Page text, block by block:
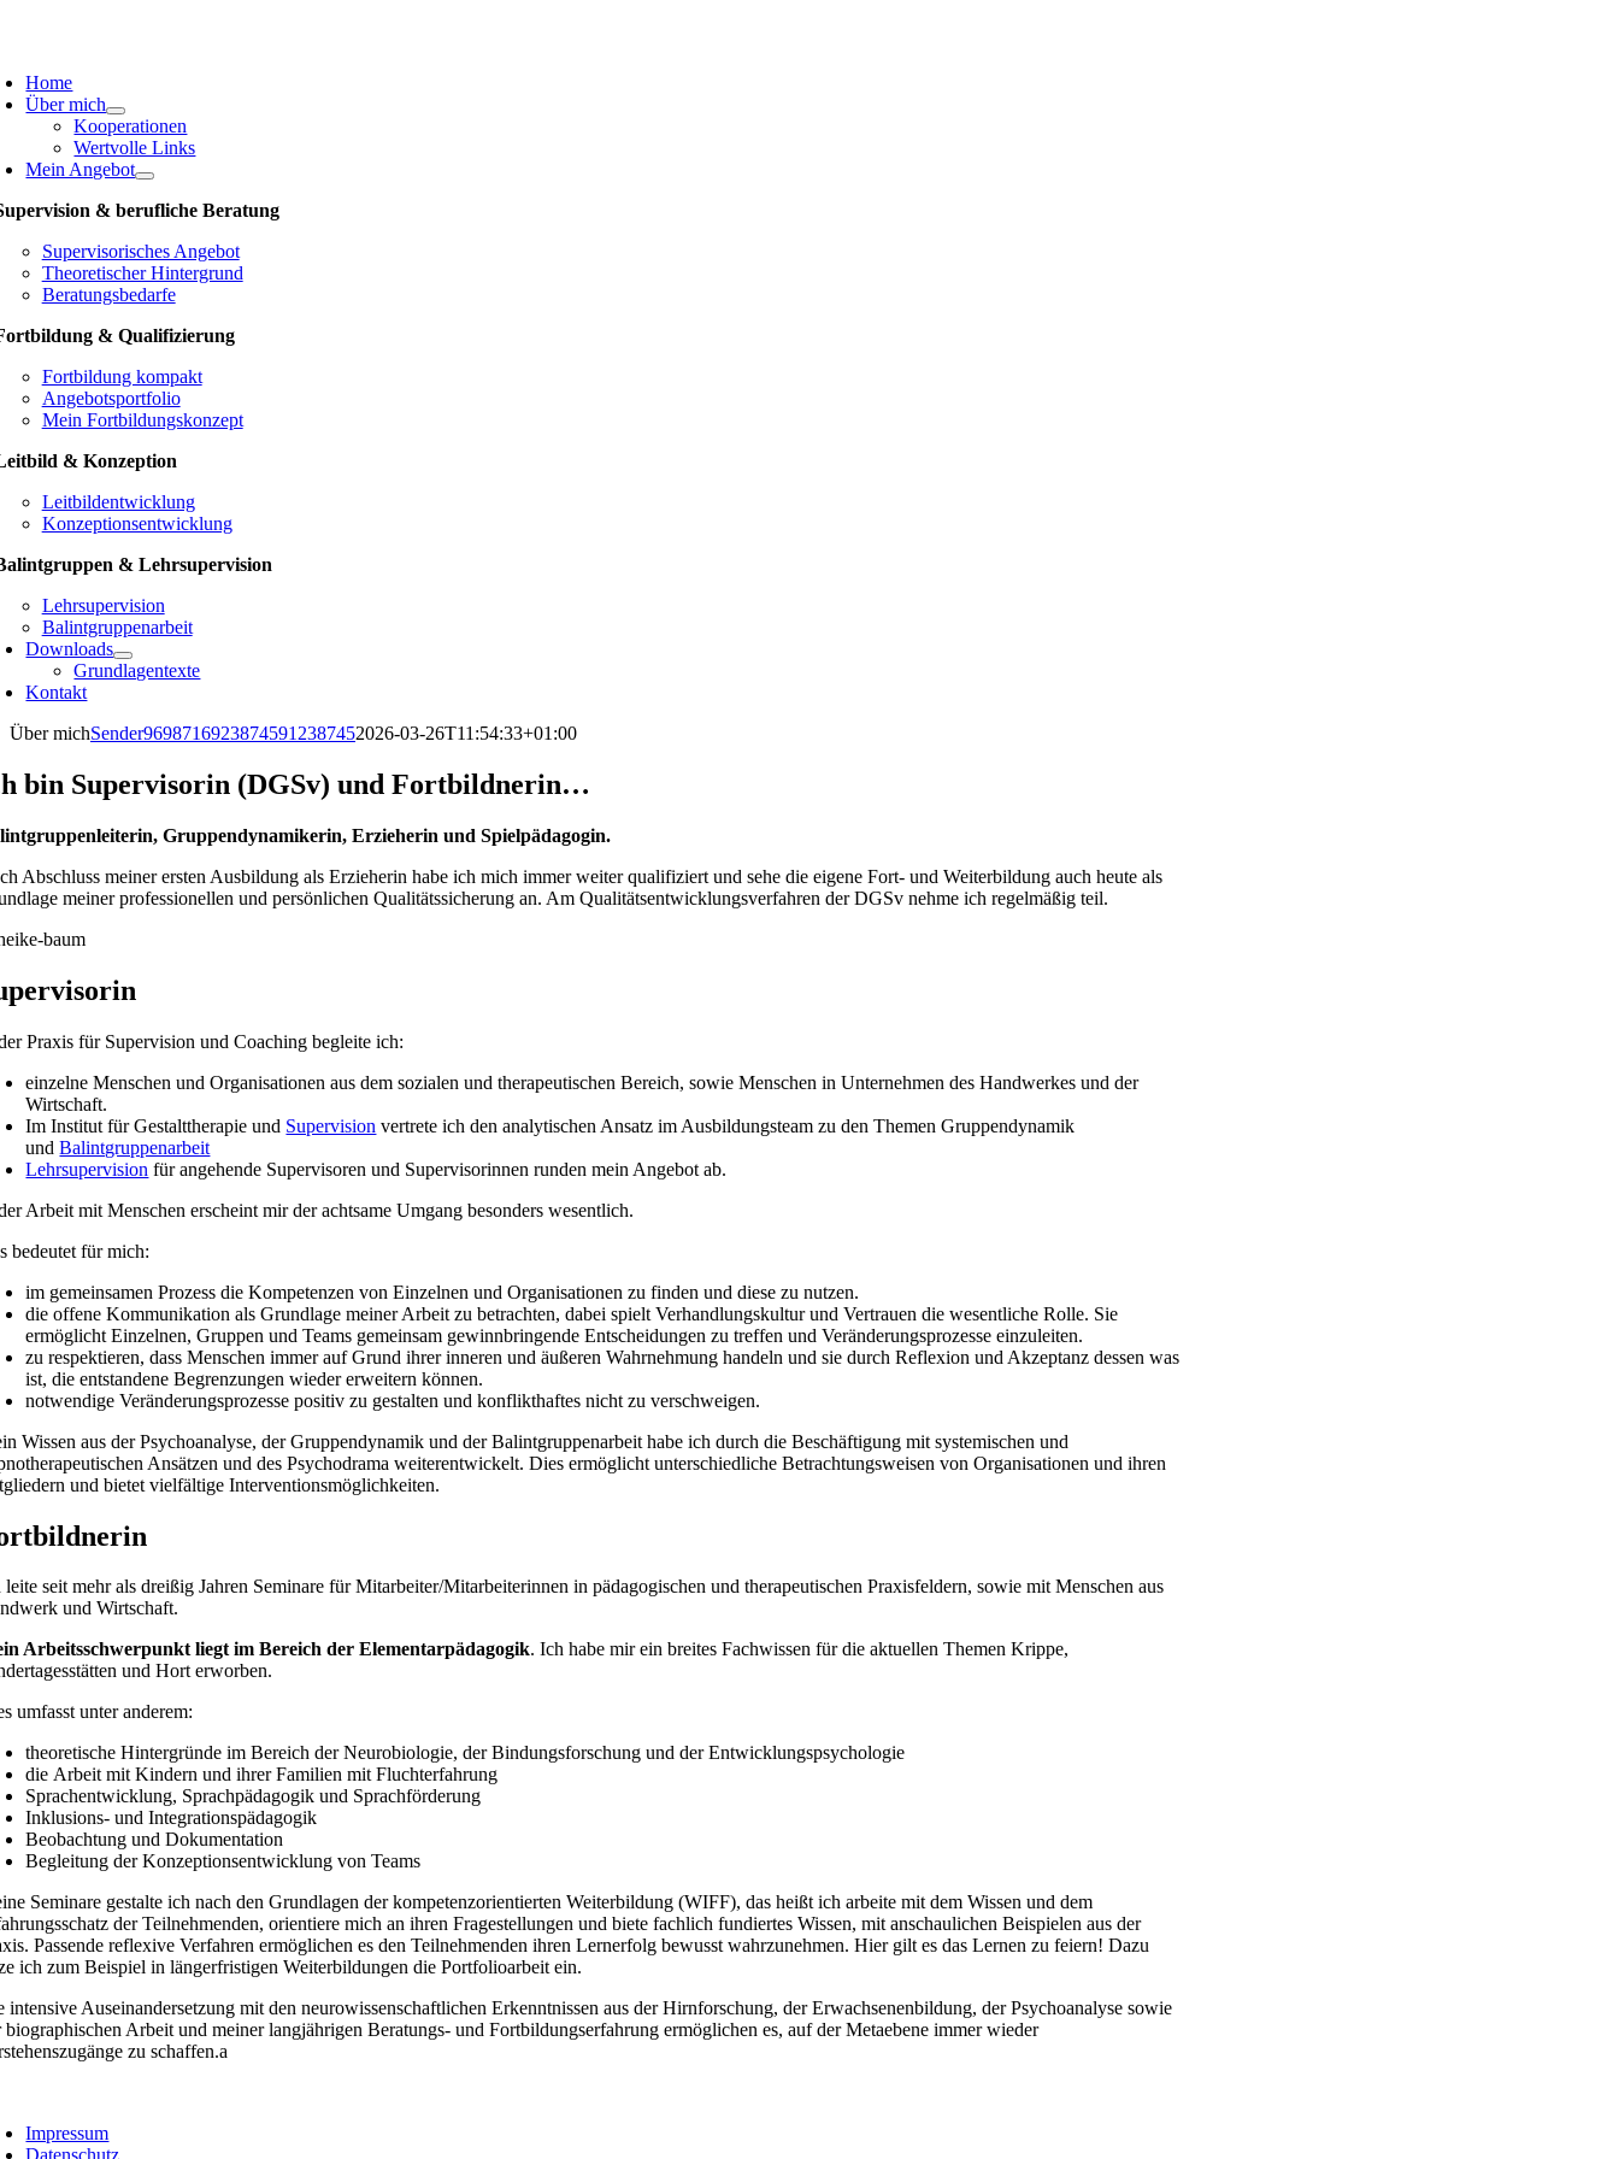
Home
Über mich
Kooperationen
Wertvolle Links
Mein Angebot
& berufliche Beratung
Supervisorisches Angebot
Theoretischer Hintergrund
Beratungsbedarfe
& Qualifizierung
Fortbildung kompakt
Angebotsportfolio
Mein Fortbildungskonzept
& Konzeption
Leitbildentwicklung
Konzeptionsentwicklung
& Lehrsupervision
Lehrsupervision
Balintgruppenarbeit
Downloads
Grundlagentexte
Kontakt
Über michSender96987169238745912387452026-03-26T11:54:33+01:00
bin Supervisorin (DGSv) und Fortbildnerin…
Gruppendynamikerin, Erzieherin und Spielpädagogin.
Abschluss meiner ersten Ausbildung als Erzieherin habe ich mich immer weiter qualifiziert und sehe die eigene Fort- und Weiterbildung auch heute als
meiner professionellen und persönlichen Qualitätssicherung an. Am Qualitätsentwicklungsverfahren der DGSv nehme ich regelmäßig teil.
Praxis für Supervision und Coaching begleite ich:
einzelne Menschen und Organisationen aus dem sozialen und therapeutischen Bereich, sowie Menschen in Unternehmen des Handwerkes und der
Wirtschaft.
Im Institut für Gestalttherapie und Supervision vertrete ich den analytischen Ansatz im Ausbildungsteam zu den Themen Gruppendynamik
undBalintgruppenarbeit
Lehrsupervision für angehende Supervisoren und Supervisorinnen runden mein Angebot ab.
Arbeit mit Menschen erscheint mir der achtsame Umgang besonders wesentlich.
bedeutet für mich:
im gemeinsamen Prozess die Kompetenzen von Einzelnen und Organisationen zu finden und diese zu nutzen.
die offene Kommunikation als Grundlage meiner Arbeit zu betrachten, dabei spielt Verhandlungskultur und Vertrauen die wesentliche Rolle. Sie
ermöglicht Einzelnen, Gruppen und Teams gemeinsam gewinnbringende Entscheidungen zu treffen und Veränderungsprozesse einzuleiten.
zu respektieren, dass Menschen immer auf Grund ihrer inneren und äußeren Wahrnehmung handeln und sie durch Reflexion und Akzeptanz dessen was
ist, die entstandene Begrenzungen wieder erweitern können.
notwendige Veränderungsprozesse positiv zu gestalten und konflikthaftes nicht zu verschweigen.
Wissen aus der Psychoanalyse, der Gruppendynamik und der Balintgruppenarbeit habe ich durch die Beschäftigung mit systemischen und
Ansätzen und des Psychodrama weiterentwickelt. Dies ermöglicht unterschiedliche Betrachtungsweisen von Organisationen und ihren
und bietet vielfältige Interventionsmöglichkeiten.
leite seit mehr als dreißig Jahren Seminare für Mitarbeiter/Mitarbeiterinnen in pädagogischen und therapeutischen Praxisfeldern, sowie mit Menschen aus
und Wirtschaft.
Arbeitsschwerpunkt liegt im Bereich der Elementarpädagogik. Ich habe mir ein breites Fachwissen für die aktuellen Themen Krippe,
und Hort erworben.
umfasst unter anderem:
theoretische Hintergründe im Bereich der Neurobiologie, der Bindungsforschung und der Entwicklungspsychologie
die Arbeit mit Kindern und ihrer Familien mit Fluchterfahrung
Sprachentwicklung, Sprachpädagogik und Sprachförderung
Inklusions- und Integrationspädagogik
Beobachtung und Dokumentation
Begleitung der Konzeptionsentwicklung von Teams
Seminare gestalte ich nach den Grundlagen der kompetenzorientierten Weiterbildung (WIFF), das heißt ich arbeite mit dem Wissen und dem
der Teilnehmenden, orientiere mich an ihren Fragestellungen und biete fachlich fundiertes Wissen, mit anschaulichen Beispielen aus der
Passende reflexive Verfahren ermöglichen es den Teilnehmenden ihren Lernerfolg bewusst wahrzunehmen. Hier gilt es das Lernen zu feiern! Dazu
ich zum Beispiel in längerfristigen Weiterbildungen die Portfolioarbeit ein.
intensive Auseinandersetzung mit den neurowissenschaftlichen Erkenntnissen aus der Hirnforschung, der Erwachsenenbildung, der Psychoanalyse sowie
biographischen Arbeit und meiner langjährigen Beratungs- und Fortbildungserfahrung ermöglichen es, auf der Metaebene immer wieder
zu schaffen.a
Impressum